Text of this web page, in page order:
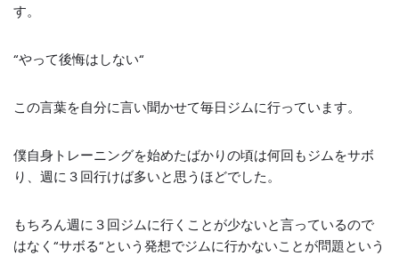
す。
“やって後悔はしない“
この言葉を自分に言い聞かせて毎日ジムに行っています。
僕自身トレーニングを始めたばかりの頃は何回もジムをサボ
り、週に３回行けば多いと思うほどでした。
もちろん週に３回ジムに行くことが少ないと言っているので
はなく “サボる“という発想でジムに行かないことが問題という